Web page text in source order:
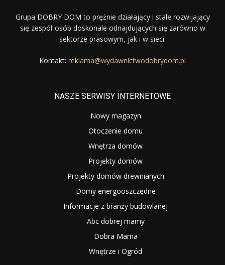
Grupa DOBRY DOM to prężnie działający i stale rozwijający
się zespół osób doskonale odnajdujących się zarówno w
sektorze prasowym, jak i w sieci.
Kontakt: reklama@wydawnictwodobrydom.pl
NASZE SERWISY INTERNETOWE
Nowy magazyn
Otoczenie domu
Wnętrza domów
Projekty domów
Projekty domów drewnianych
Domy energooszczędne
Informacje z branży budowlanej
Abc dobrej mamy
Dobra Mama
Wnętrze i Ogród